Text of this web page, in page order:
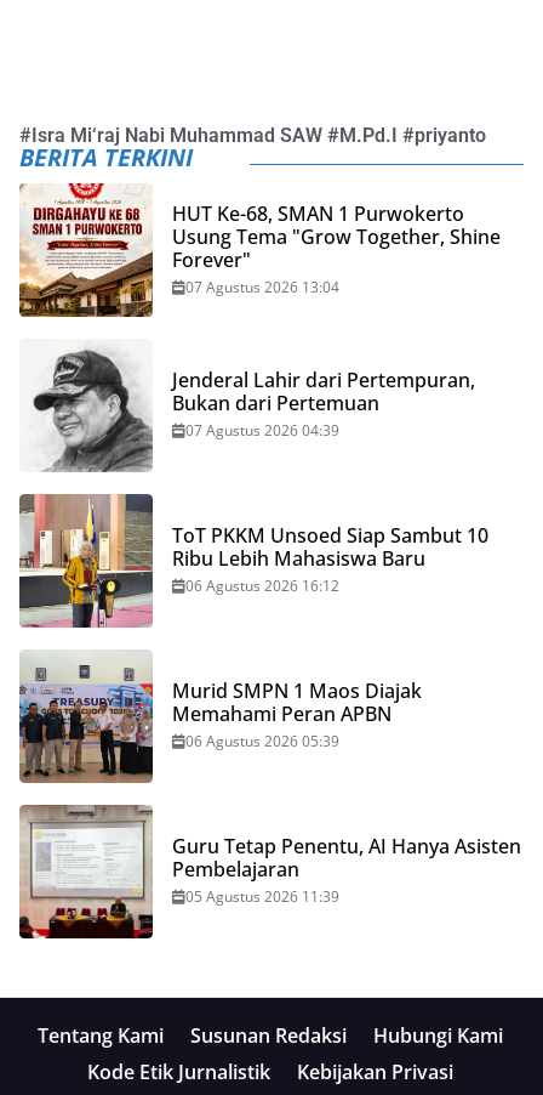
#Isra Mi‘raj Nabi Muhammad SAW #M.Pd.I #priyanto
BERITA TERKINI
HUT Ke-68, SMAN 1 Purwokerto
Usung Tema "Grow Together, Shine
Forever"
07 Agustus 2026 13:04
Jenderal Lahir dari Pertempuran,
Bukan dari Pertemuan
07 Agustus 2026 04:39
ToT PKKM Unsoed Siap Sambut 10
Ribu Lebih Mahasiswa Baru
06 Agustus 2026 16:12
Murid SMPN 1 Maos Diajak
Memahami Peran APBN
06 Agustus 2026 05:39
Guru Tetap Penentu, AI Hanya Asisten
Pembelajaran
05 Agustus 2026 11:39
Tentang Kami Susunan Redaksi
Hubungi Kami
Kode Etik Jurnalistik
Kebijakan Privasi